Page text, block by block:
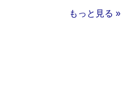
もっと見る »